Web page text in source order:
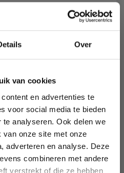
Over
van cookies
en advertenties te
voor social media te bieden
analyseren. Ook delen we
van onze site met onze
adverteren en analyse. Deze
combineren met andere
verstrekt of die ze hebben
(appartient au groupe de fils
g coloris 06, Rose
jusqu'à 50 %